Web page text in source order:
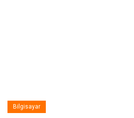
Bilgisayar